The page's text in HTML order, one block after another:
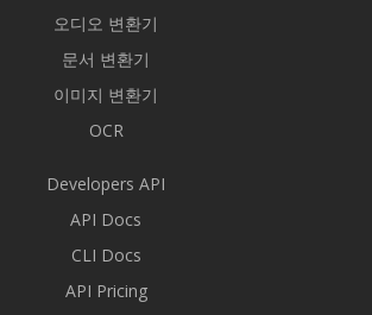
오디오 변환기
문서 변환기
이미지 변환기
OCR
Developers API
API Docs
CLI Docs
API Pricing